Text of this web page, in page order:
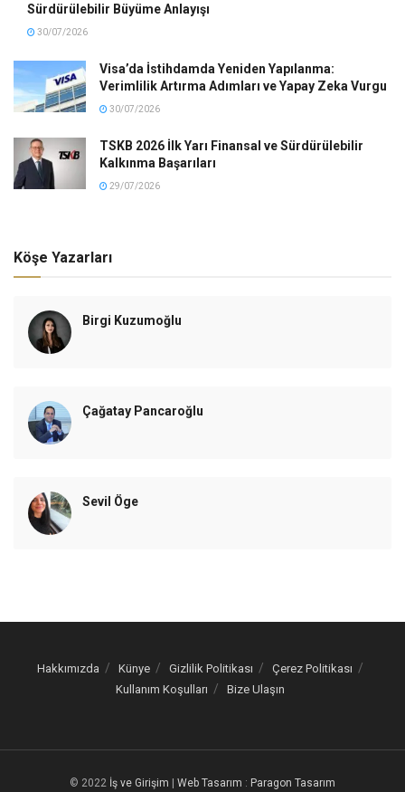
Sürdürülebilir Büyüme Anlayışı
30/07/2026
Visa’da İstihdamda Yeniden Yapılanma:
Verimlilik Artırma Adımları ve Yapay Zeka Vurgu
30/07/2026
TSKB 2026 İlk Yarı Finansal ve Sürdürülebilir
Kalkınma Başarıları
29/07/2026
Köşe Yazarları
Birgi Kuzumoğlu
Çağatay Pancaroğlu
Sevil Öge
Hakkımızda Künye Gizlilik Politikası
Çerez Politikası
Kullanım Koşulları
Bize Ulaşın
© 2022 İş ve Girişim | Web Tasarım : Paragon Tasarım